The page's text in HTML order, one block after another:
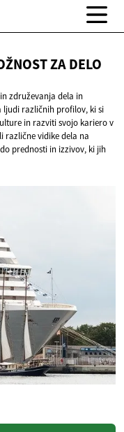
ZA DELO
združevanja dela in
ljudi različnih profilov, ki si
in razviti svojo kariero v
različne vidike dela na
prednosti in izzivov, ki jih